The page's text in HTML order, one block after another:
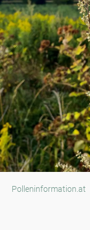
Polleninformation.at